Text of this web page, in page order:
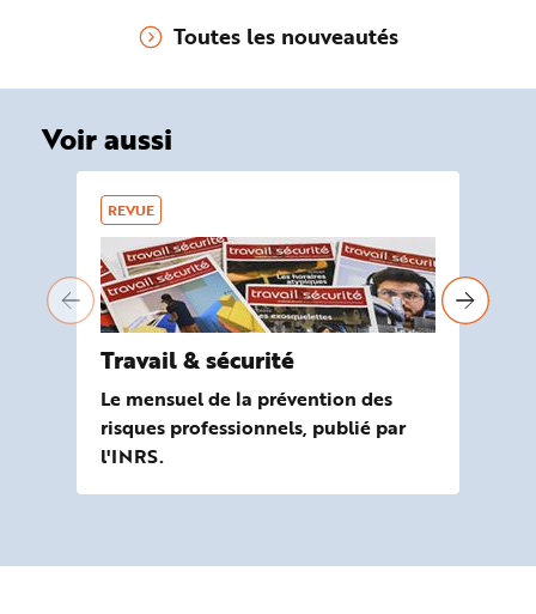
Toutes les nouveautés
Voir aussi
REVUE
Travail & sécurité
Le mensuel de la prévention des
risques professionnels, publié par
l'INRS.